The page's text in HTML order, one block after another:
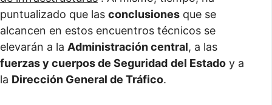
puntualizado que las conclusiones que se
alcancen en estos encuentros técnicos se
elevarán a la Administración central, a las
fuerzas y cuerpos de Seguridad del Estado y a
la Dirección General de Tráfico.